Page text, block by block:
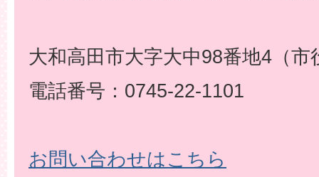
大和高田市大字大中98番地4（市
電話番号：0745-22-1101
お問い合わせはこちら